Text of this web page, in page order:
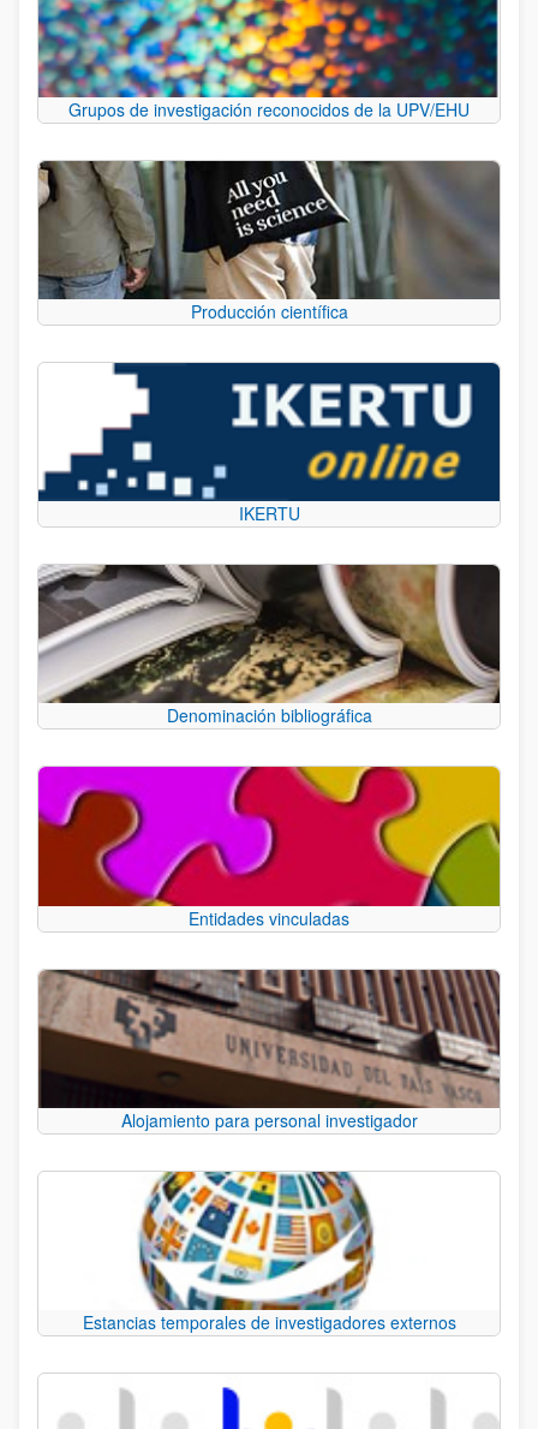
Grupos de investigación reconocidos de la UPV/EHU
Producción científica
IKERTU
Denominación bibliográfica
Entidades vinculadas
Alojamiento para personal investigador
Estancias temporales de investigadores externos